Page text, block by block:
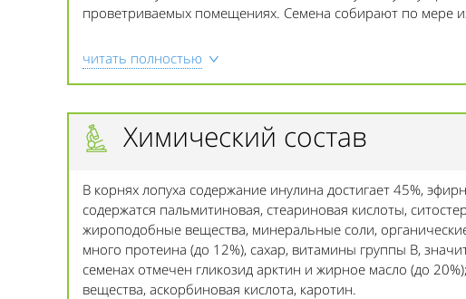
проветриваемых помещениях. Семена собирают по мере
читать полностью
Химический состав
В корнях лопуха содержание инулина достигает 45%,
содержатся пальмитиновая, стеариновая кислоты,
жироподобные вещества, минеральные соли,
много протеина (до 12%), сахар, витамины группы В,
семенах отмечен гликозид арктин и жирное масло (до
вещества, аскорбиновая кислота, каротин.